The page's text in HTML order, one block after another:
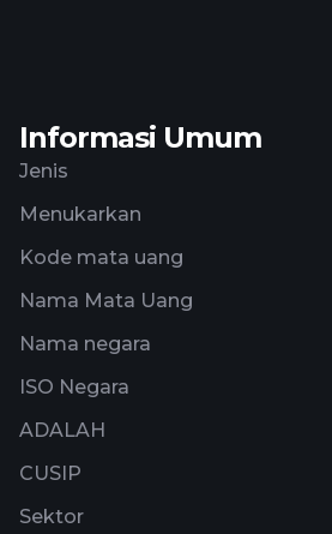
Informasi Umum
Jenis
Menukarkan
Kode mata uang
Nama Mata Uang
Nama negara
ISO Negara
ADALAH
CUSIP
Sektor